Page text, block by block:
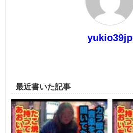
yukio39jp
最近書いた記事